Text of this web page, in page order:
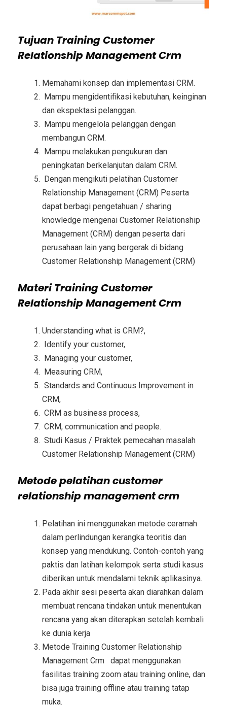
Tujuan Training Customer
Relationship Management Crm
Memahami konsep dan implementasi CRM.
Mampu mengidentifikasi kebutuhan, keinginan
dan ekspektasi pelanggan.
Mampu mengelola pelanggan dengan
membangun CRM.
Mampu melakukan pengukuran dan
peningkatan berkelanjutan dalam CRM.
Dengan mengikuti pelatihan Customer
Relationship Management (CRM) Peserta
dapat berbagi pengetahuan / sharing
knowledge mengenai Customer Relationship
Management (CRM) dengan peserta dari
perusahaan lain yang bergerak di bidang
Customer Relationship Management (CRM)
MateriTraining Customer
Relationship Management Crm
Understanding what is CRM?,
Identify your customer,
Managing your customer,
Measuring CRM,
Standards and Continuous Improvement in
CRM,
CRM as business process,
CRM, communication and people.
Studi Kasus / Praktek pemecahan masalah
Customer Relationship Management (CRM)
Metodepelatihan customer
relationship management crm
Pelatihan ini menggunakan metode ceramah
dalam perlindungan kerangka teoritis dan
konsep yang mendukung. Contoh-contoh yang
paktis dan latihan kelompok serta studi kasus
diberikan untuk mendalami teknik aplikasinya.
Pada akhir sesi peserta akan diarahkan dalam
membuat rencana tindakan untuk menentukan
rencana yang akan diterapkan setelah kembali
ke dunia kerja
Metode Training Customer Relationship
Management Crm
dapat menggunakan
fasilitas training zoom atau training online, dan
bisa juga training offline atau training tatap
muka.